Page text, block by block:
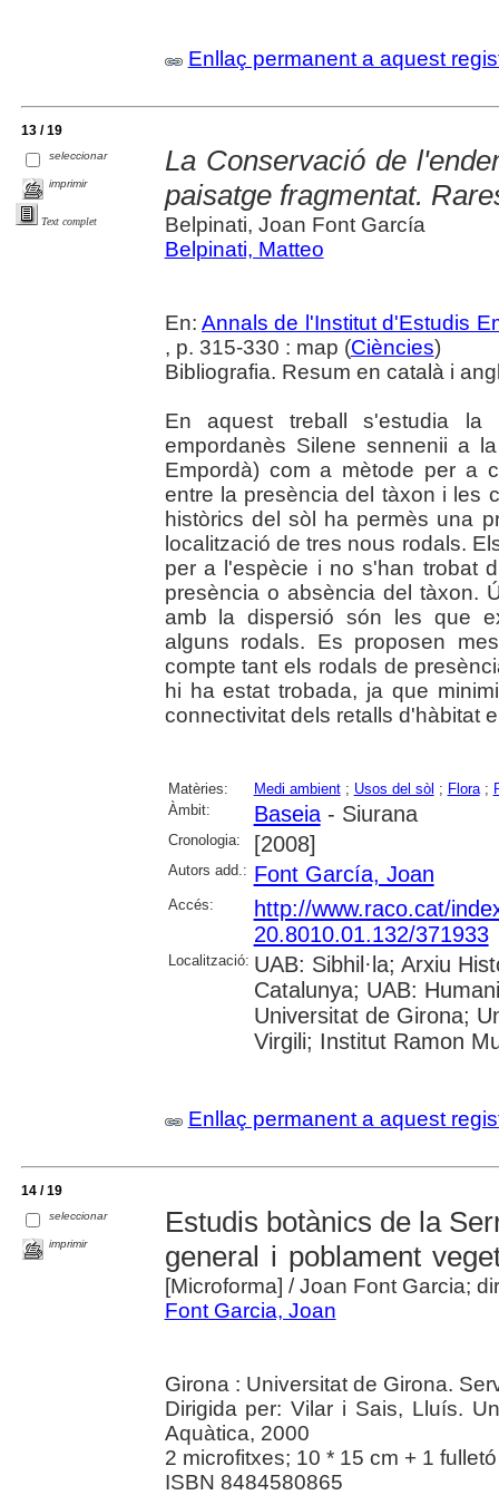
Enllaç permanent a aquest
13 / 19
seleccionar
imprimir
Text complet
La Conservació de
paisatge fragmentat.
Belpinati, Joan Font García
Belpinati, Matteo
En:Annals de l'Institut d'Estudis
, p. 315-330 : map (Ciències)
Bibliografia. Resum en català i
En aquest treball s'estudia la
empordanès Silene sennenii a
Empordà) com a mètode per a
entre la presència del tàxon i les
històrics del sòl ha permès una
localització de tres nous rodals.
per a l'espècie i no s'han trobat
presència o absència del tàxon.
amb la dispersió són les que
alguns rodals. Es proposen
compte tant els rodals de
hi ha estat trobada, ja que
connectivitat dels retalls d'hàbitat
Matèries: Medi ambient; Usos del sòl ; Flora;
Àmbit:
Baseia- Siurana
Cronologia: [2008]
Autors add.: Font García, Joan
Accés:
http://www.raco.cat/
20.8010.01.132/371933
Localització: UAB: Sibhil·la; Arxiu
Catalunya; UAB:
Universitat de Girona;
Virgili; Institut Ramon
Enllaç permanent a aquest
14 / 19
seleccionar
imprimir
Estudis botànics de la
general i poblament
[Microforma] / Joan Font Garcia;
Font Garcia, Joan
Girona : Universitat de Girona.
Dirigida per: Vilar i Sais, Lluís.
Aquàtica, 2000
2 microfitxes; 10 * 15 cm + 1
ISBN 8484580865